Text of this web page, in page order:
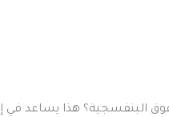
الحديثة تحمي من 90٪ من الأشعة فوق البنفسجية؟ هذا